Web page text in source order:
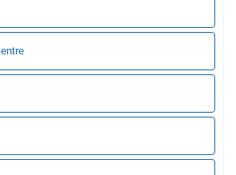
1 centre